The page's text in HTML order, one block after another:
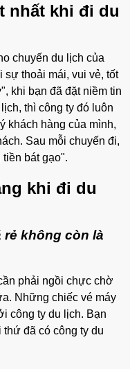
nhất khi đi du
chuyến du lịch của
sự thoải mái, vui vẻ, tốt
khi bạn đã đặt niềm tin
thì công ty đó luôn
khách hàng của mình,
Sau mỗi chuyến đi,
bát gạo".
khi đi du
rẻ không còn là
phải ngồi chực chờ
Những chiếc vé máy
công ty du lịch. Bạn
thứ đã có công ty du